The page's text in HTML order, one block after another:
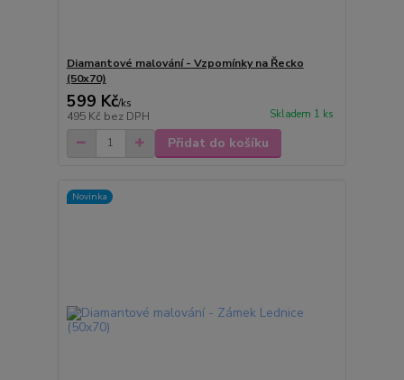
Diamantové malování - Vzpomínky na Řecko
(50x70)
599 Kč/ks
495 Kč bez DPH Skladem 1 ks
Přidat do košíku
Novinka